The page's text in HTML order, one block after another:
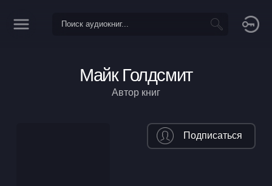
Майк Голдсмит
Автор книг
Подписаться